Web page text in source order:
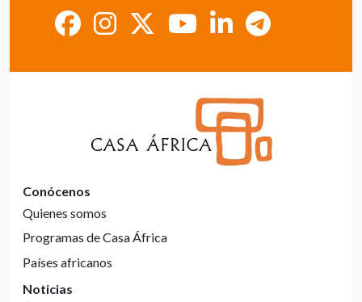
Conócenos
Quienes somos
Programas de Casa África
Países africanos
Noticias